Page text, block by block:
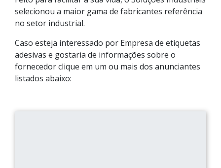
selecionou a maior gama de fabricantes referência
no setor industrial.
Caso esteja interessado por Empresa de etiquetas
adesivas e gostaria de informações sobre o
fornecedor clique em um ou mais dos anunciantes
listados abaixo: